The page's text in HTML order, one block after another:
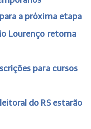
a próxima etapa
Lourenço retoma
para cursos
do RS estarão